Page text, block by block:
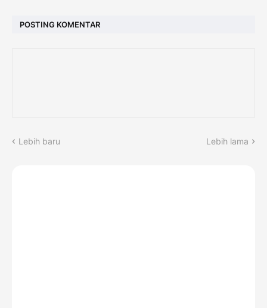
POSTING KOMENTAR
Lebih baru Lebih lama